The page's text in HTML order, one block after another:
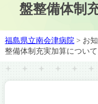
盤整備体制
福島県立南会津病院 > お
整備体制充実加算について